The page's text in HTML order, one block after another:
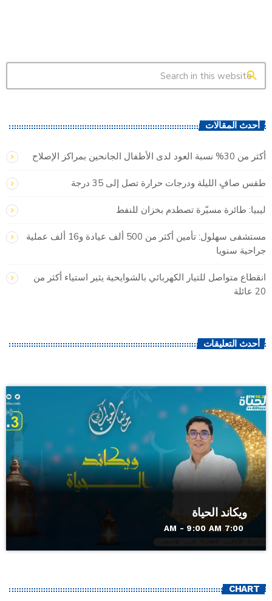
search
أحدث المقالات
أكثر من 30% نسبة العود لدى الأطفال الجانحين بمراكز الإصلاح
طقس صافٍ الليلة ودرجات حرارة تصل إلى 35 درجة
ليبيا: طائرة مسيّرة تصطدم بخزان للنفط
مستشفى سهلول: تأمين أكثر من 500 ألف عيادة و16 ألف عملية
جراحية سنويا
انقطاع متواصل للتيار الكهربائي بالشوايحية يثير استياء أكثر من
20 عائلة
أحدث التعليقات
ويكاند الحياة
7:00 AM - 9:00 AM
CHART